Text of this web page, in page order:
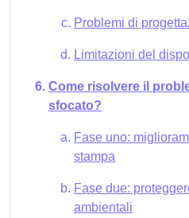
Problemi di
Limitazioni del
Come risolvere il
sfocato?
Fase uno:
stampa
Fase due:
ambientali